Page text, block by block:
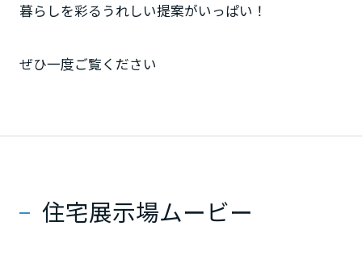
ミサワアイデンティティ
暮らしを彩るうれしい提案がいっぱい！
ぜひ一度ご覧ください
住宅展示場ムービー
甲信越・北陸